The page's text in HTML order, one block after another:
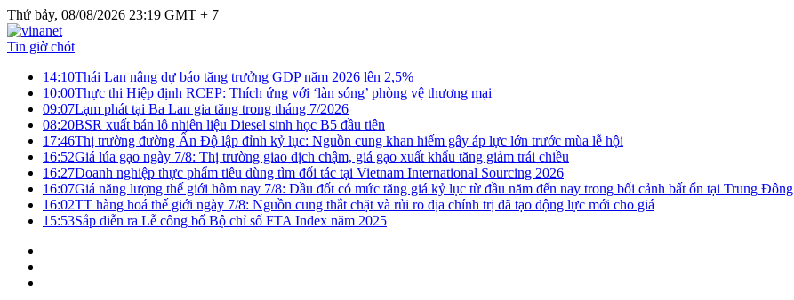
Thứ bảy, 08/08/2026 23:19 GMT + 7
Tin giờ chót
14:10Thái Lan nâng dự báo tăng trưởng GDP năm 2026 lên 2,5%
10:00Thực thi Hiệp định RCEP: Thích ứng với ‘làn sóng’ phòng vệ thương mại
09:07Lạm phát tại Ba Lan gia tăng trong tháng 7/2026
08:20BSR xuất bán lô nhiên liệu Diesel sinh học B5 đầu tiên
17:46Thị trường đường Ấn Độ lập đỉnh kỷ lục: Nguồn cung khan hiếm gây áp lực lớn trước mùa lễ hội
16:52Giá lúa gạo ngày 7/8: Thị trường giao dịch chậm, giá gạo xuất khẩu tăng giảm trái chiều
16:27Doanh nghiệp thực phẩm tiêu dùng tìm đối tác tại Vietnam International Sourcing 2026
16:07Giá năng lượng thế giới hôm nay 7/8: Dầu đốt có mức tăng giá kỷ lục từ đầu năm đến nay trong bối cảnh bất ổn tại Trung Đông
16:02TT hàng hoá thế giới ngày 7/8: Nguồn cung thắt chặt và rủi ro địa chính trị đã tạo động lực mới cho giá
15:53Sắp diễn ra Lễ công bố Bộ chỉ số FTA Index năm 2025